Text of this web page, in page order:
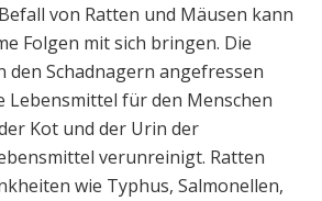
von Ratten und Mäusen kann
Folgen mit sich bringen. Die
den Schadnagern angefressen
Lebensmittel für den Menschen
Kot und der Urin der
verunreinigt. Ratten
wie Typhus, Salmonellen,